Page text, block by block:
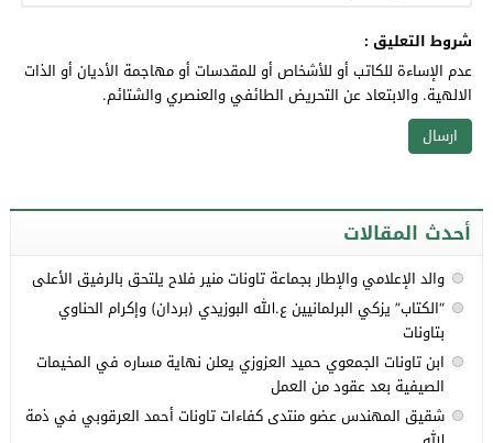
شروط التعليق :
عدم الإساءة للكاتب أو للأشخاص أو للمقدسات أو مهاجمة الأديان أو الذات
الالهية. والابتعاد عن التحريض الطائفي والعنصري والشتائم.
أحدث المقالات
والد الإعلامي والإطار بجماعة تاونات منير فلاح يلتحق بالرفيق الأعلى
“الكتاب” يزكي البرلمانيين ع.الله البوزيدي (بردان) وإكرام الحناوي
بتاونات
ابن تاونات الجمعوي حميد العزوزي يعلن نهاية مساره في المخيمات
الصيفية بعد عقود من العمل
شقيق المهندس عضو منتدى كفاءات تاونات أحمد العرقوبي في ذمة